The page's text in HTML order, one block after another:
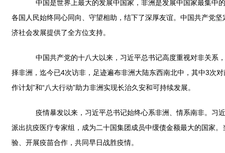
中国是世界上最大的发展中国家，非洲是发展中国家最集中的
各国人民始终同心同向、守望相助，结下了深厚友谊。中国共产党
济社会发展提供了全方位支持。
中国共产党的十八大以来，习近平总书记高度重视对非关系，
择非洲，迄今已4次访非，足迹遍布非洲大陆东西南北中，其中3次
作计划”和“八大行动”助力非洲实现长治久安和可持续发展。
疫情暴发以来，习近平总书记始终心系非洲、情系南非。习近
派出抗疫医疗专家组，成为二十国集团成员中缓债金额最大的国家
验、开展疫苗合作，共同早日战胜疫情。